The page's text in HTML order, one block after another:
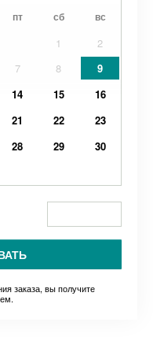
пт сб вс
1
2
7 8
9
14 15
16
21 22
23
28 29
30
заказа, вы получите